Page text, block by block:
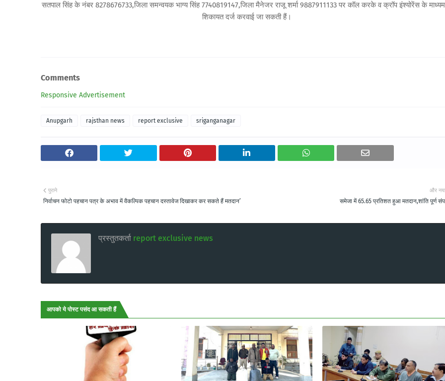
सतपाल सिंह के नंबर 8278676733,जिला समन्वयक भाग्य सिंह 7740819147,जिला मैनेजर राजू शर्मा 9887911133 पर कॉल करके व क्रॉप इंश्योरेंस के
शिकायत दर्ज करवाई जा सकती हैं।
Comments
Responsive Advertisement
Anupgarh rajsthan news report exclusive sriganganagar
और नया
समेजा में 65.65 प्रतिशत हुआ मतदान,शांति पूर्ण
पुराने
निर्वाचन फोटो पहचान पत्र के अभाव में वैकल्पिक पहचान दस्तावेज दिखाकर कर सकते हैं मतदान’
प्रस्तुतकर्ता report exclusive news
आपको ये पोस्ट पसंद आ सकती हैं